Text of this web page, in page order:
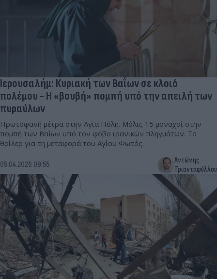
Ιερουσαλήμ: Κυριακή των Βαΐων σε κλοιό
πολέμου - Η «βουβή» πομπή υπό την απειλή των
πυραύλων
Πρωτοφανή μέτρα στην Αγία Πόλη. Μόλις 15 μοναχοί στην
πομπή των Βαΐων υπό τον φόβο ιρανικών πληγμάτων. Το
θρίλερ για τη μεταφορά του Αγίου Φωτός.
05.04.2026 09:55
Αντώνης
Τριανταφύλλου